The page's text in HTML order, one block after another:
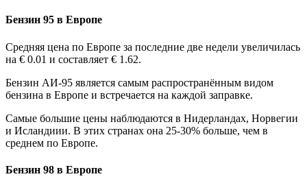
Бензин 95 в Европе
Средняя цена по Европе за последние две недели увеличилась
на € 0.01 и составляет € 1.62.
Бензин АИ-95 является самым распространённым видом
бензина в Европе и встречается на каждой заправке.
Самые большие цены наблюдаются в Нидерландах, Норвегии
и Исландиии. В этих странах она 25-30% больше, чем в
среднем по Европе.
Бензин 98 в Европе